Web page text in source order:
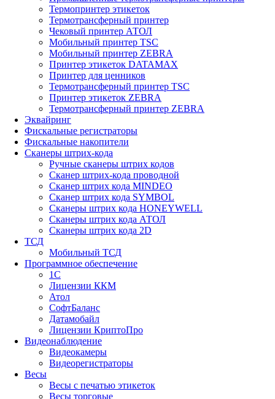
Термопринтер этикеток
Термотрансферный принтер
Чековый принтер АТОЛ
Мобильный принтер TSC
Мобильный принтер ZEBRA
Принтер этикеток DATAMAX
Принтер для ценников
Термотрансферный принтер TSC
Принтер этикеток ZEBRA
Термотрансферный принтер ZEBRA
Эквайринг
Фискальные регистраторы
Фискальные накопители
Сканеры штрих-кода
Ручные сканеры штрих кодов
Сканер штрих-кода проводной
Сканер штрих кода MINDEO
Сканер штрих кода SYMBOL
Сканеры штрих кода HONEYWELL
Сканеры штрих кода АТОЛ
Сканеры штрих кода 2D
ТСД
Мобильный ТСД
Программное обеспечение
1С
Лицензии ККМ
Атол
СофтБаланс
Датамобайл
Лицензии КриптоПро
Видеонаблюдение
Видеокамеры
Видеорегистраторы
Весы
Весы с печатью этикеток
Весы торговые